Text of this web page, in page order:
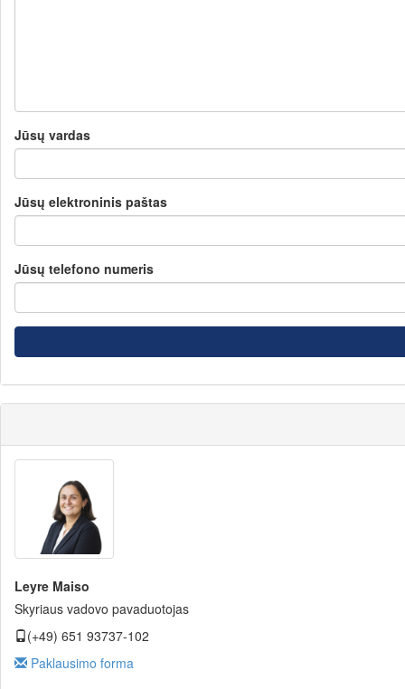
Jūsų vardas
Jūsų elektroninis paštas
Jūsų telefono numeris
Leyre Maiso
Skyriaus vadovo pavaduotojas
(+49) 651 93737-102
Paklausimo forma